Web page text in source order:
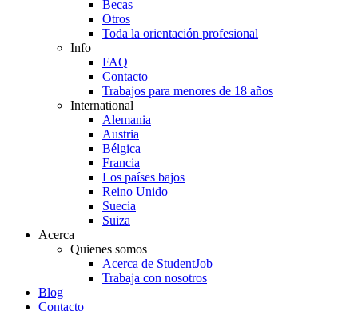
Becas
Otros
Toda la orientación profesional
Info
FAQ
Contacto
Trabajos para menores de 18 años
International
Alemania
Austria
Bélgica
Francia
Los países bajos
Reino Unido
Suecia
Suiza
Acerca
Quienes somos
Acerca de StudentJob
Trabaja con nosotros
Blog
Contacto